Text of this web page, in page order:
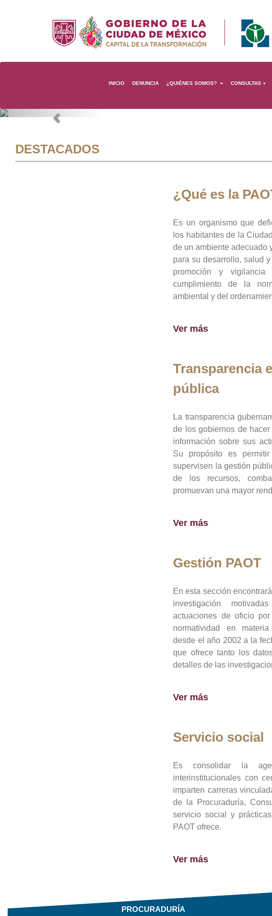
INICIO DENUNCIA ¿QUIÉNES SOMOS? CONSULTAS
Previous
DESTACADOS
¿Qué es la
Es un organismo que
los habitantes de la
de un ambiente adecuado
para su desarrollo, salud
promoción y
cumplimiento de la
ambiental y del
Ver más
Transparencia
pública
La transparencia
de los gobiernos de
información sobre sus
Su propósito es
supervisen la gestión
de los recursos,
promuevan una mayor
Ver más
Gestión PAOT
En esta sección
investigación
actuaciones de oficio
normatividad en
desde el año 2002 a la
que ofrece tanto los
detalles de las
Ver más
Servicio social
Es consolidar la
interinstitucionales con
imparten carreras
de la Procuraduría,
servicio social y
PAOT ofrece.
Ver más
PROCURADURÍA